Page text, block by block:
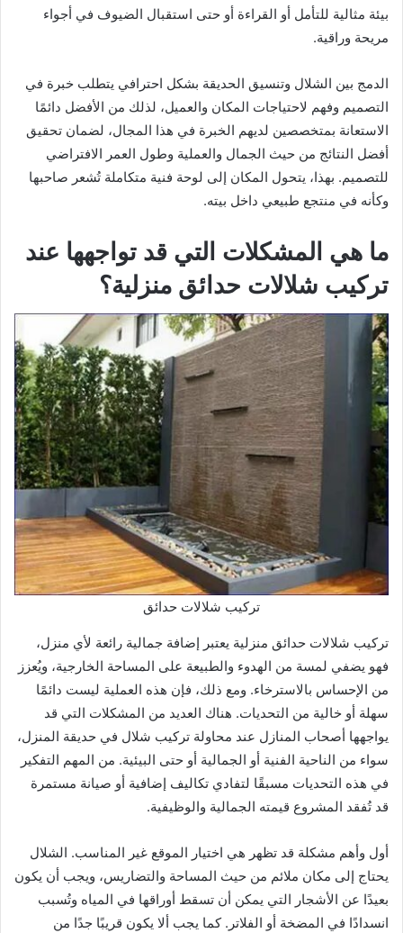
بيئة مثالية للتأمل أو القراءة أو حتى استقبال الضيوف في أجواء
مريحة وراقية.
الدمج بين الشلال وتنسيق الحديقة بشكل احترافي يتطلب خبرة في
التصميم وفهم لاحتياجات المكان والعميل، لذلك من الأفضل دائمًا
الاستعانة بمتخصصين لديهم الخبرة في هذا المجال، لضمان تحقيق
أفضل النتائج من حيث الجمال والعملية وطول العمر الافتراضي
للتصميم. بهذا، يتحول المكان إلى لوحة فنية متكاملة تُشعر صاحبها
وكأنه في منتجع طبيعي داخل بيته.
ما هي المشكلات التي قد تواجهها عند
تركيب شلالات حدائق منزلية؟
تركيب شلالات حدائق
تركيب شلالات حدائق منزلية يعتبر إضافة جمالية رائعة لأي منزل،
فهو يضفي لمسة من الهدوء والطبيعة على المساحة الخارجية، ويُعزز
من الإحساس بالاسترخاء. ومع ذلك، فإن هذه العملية ليست دائمًا
سهلة أو خالية من التحديات. هناك العديد من المشكلات التي قد
يواجهها أصحاب المنازل عند محاولة تركيب شلال في حديقة المنزل،
سواء من الناحية الفنية أو الجمالية أو حتى البيئية. من المهم التفكير
في هذه التحديات مسبقًا لتفادي تكاليف إضافية أو صيانة مستمرة
قد تُفقد المشروع قيمته الجمالية والوظيفية.
أول وأهم مشكلة قد تظهر هي اختيار الموقع غير المناسب. الشلال
يحتاج إلى مكان ملائم من حيث المساحة والتضاريس، ويجب أن يكون
بعيدًا عن الأشجار التي يمكن أن تسقط أوراقها في المياه وتُسبب
انسدادًا في المضخة أو الفلاتر. كما يجب ألا يكون قريبًا جدًا من